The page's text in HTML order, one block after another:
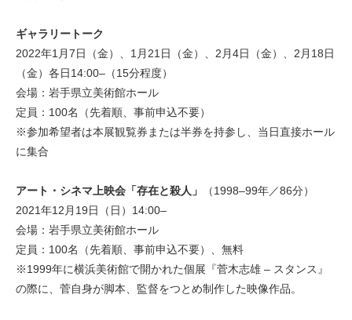
ギャラリートーク
2022年1月7日（金）、1月21日（金）、2月4日（金）、2月18日
（金）各日14:00–（15分程度）
会場：岩手県立美術館ホール
定員：100名（先着順、事前申込不要）
※参加希望者は本展観覧券または半券を持参し、当日直接ホール
に集合
アート・シネマ上映会「存在と殺人」
（1998–99年／86分）
2021年12月19日（日）14:00–
会場：岩手県立美術館ホール
定員：100名（先着順、事前申込不要）、無料
※1999年に横浜美術館で開かれた個展『菅木志雄 – スタンス』
の際に、菅自身が脚本、監督をつとめ制作した映像作品。